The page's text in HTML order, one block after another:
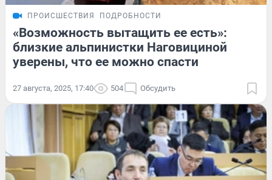
ПРОИСШЕСТВИЯ ПОДРОБНОСТИ
«Возможность вытащить ее есть»:
близкие альпинистки Наговициной
уверены, что ее можно спасти
27 августа, 2025, 17:40 504 Обсудить